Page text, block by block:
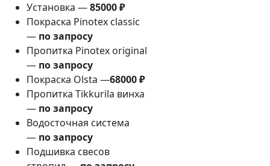
Установка —85000 ₽
Покраска Pinotex classic
— по запросу
Пропитка Pinotex original
— по запросу
Покраска Olsta —68000 ₽
Пропитка Tikkurila винха
— по запросу
Водосточная система
— по запросу
Подшивка свесов